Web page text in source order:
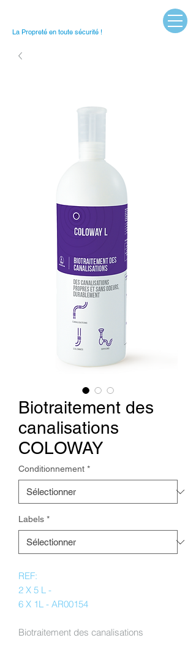
La Propreté en toute sécurité !
Biotraitement des
canalisations
COLOWAY
Conditionnement *
Labels *
REF:
2 X 5 L -
6 X 1L - AR00154
Biotraitement des canalisations